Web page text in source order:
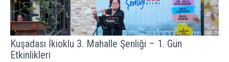
Kuşadası İkioklu 3. Mahalle Şenliği – 1. Gün
Etkinlikleri